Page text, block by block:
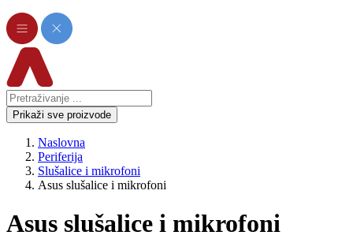
Prikaži sve proizvode
Naslovna
Periferija
Slušalice i mikrofoni
Asus slušalice i mikrofoni
Asus slušalice i mikrofoni